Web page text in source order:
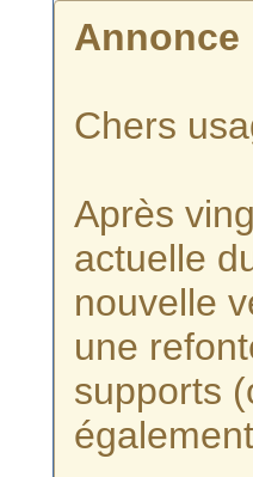
Annonce
Chers
Après
actuelle
nouvelle
une
supports